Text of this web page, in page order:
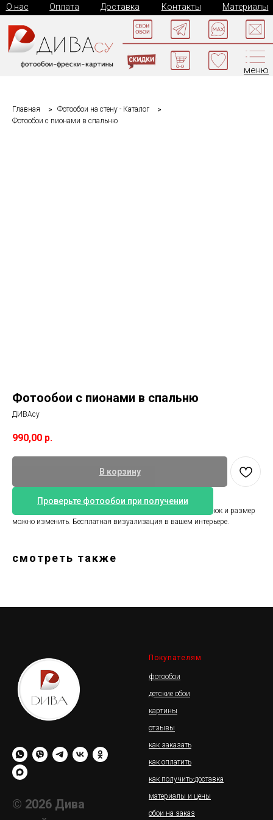
Контакты Материалы
О нас Доставка
Оплата
меню
Главная
Фотообои на стену - Каталог
Фотообои с пионами в спальню
Фотообои с пионами в спальню
ДИВАсу
990,00 р.
Проверьте фотообои при получении
В корзину
Обои пионы. Размер 400 см ширина и 250 см высота. Оттенок и размер
можно изменить. Бесплатная визуализация в вашем интерьере.
смотреть также
© 2026 Дива
Покупателям
фотообои
детские обои
картины
отзывы
как заказать
как оплатить
как получить-доставка
материалы и цены
обои на заказ